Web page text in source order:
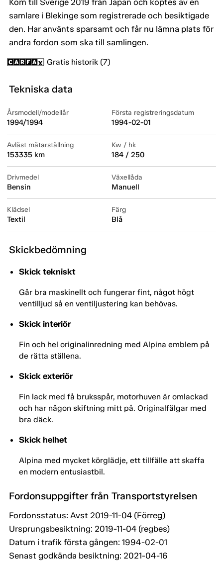
Kom till Sverige 2019 från Japan och köptes av en
samlare i Blekinge som registrerade och besiktigade
den. Har använts sparsamt och får nu lämna plats för
andra fordon som ska till samlingen.
Gratis historik (7)
Tekniska data
Årsmodell/modellår
1994/1994
Första registreringsdatum
1994-02-01
Avläst mätarställning
153335 km
Kw / hk
184 / 250
Drivmedel
Bensin
Växellåda
Manuell
Klädsel
Textil
Färg
Blå
Skickbedömning
Skick tekniskt
Går bra maskinellt och fungerar fint, något högt
ventilljud så en ventiljustering kan behövas.
Skick interiör
Fin och hel originalinredning med Alpina emblem på
de rätta ställena.
Skick exteriör
Fin lack med få bruksspår, motorhuven är omlackad
och har någon skiftning mitt på. Originalfälgar med
bra däck.
Skick helhet
Alpina med mycket körglädje, ett tillfälle att skaffa
en modern entusiastbil.
Fordonsuppgifter från Transportstyrelsen
Fordonsstatus: Avst 2019-11-04 (Förreg)
Ursprungsbesiktning: 2019-11-04 (regbes)
Datum i trafik första gången: 1994-02-01
Senast godkända besiktning: 2021-04-16